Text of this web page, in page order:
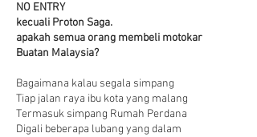
NO ENTRY
kecuali Proton Saga.
apakah semua orang membeli motokar
Buatan Malaysia?
Bagaimana kalau segala simpang
Tiap jalan raya ibu kota yang malang
Termasuk simpang Rumah Perdana
Digali beberapa lubang yang dalam